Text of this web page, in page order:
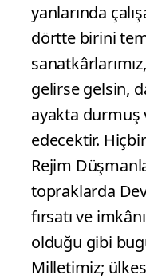
yanlarında
dörtte birini
gelirse gelsin,
ayakta durmuş
edecektir.
Rejim
topraklarda
fırsatı ve
olduğu gibi
Milletimiz;